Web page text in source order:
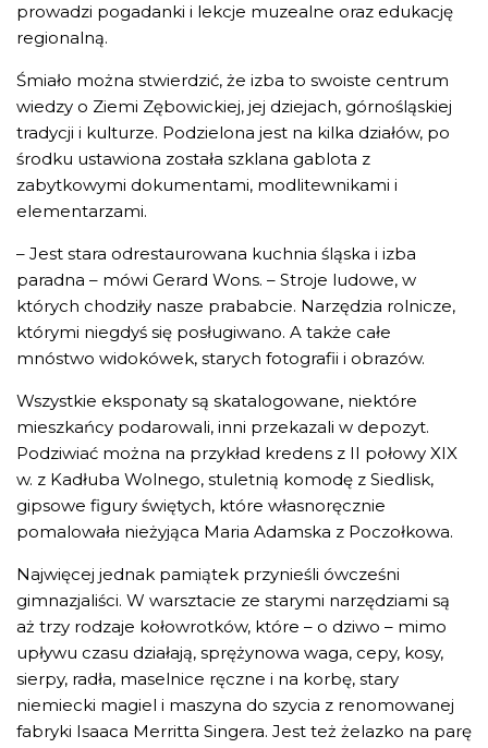
prowadzi pogadanki i lekcje muzealne oraz edukację
regionalną.
Śmiało można stwierdzić, że izba to swoiste centrum
wiedzy o Ziemi Zębowickiej, jej dziejach, górnośląskiej
tradycji i kulturze. Podzielona jest na kilka działów, po
środku ustawiona została szklana gablota z
zabytkowymi dokumentami, modlitewnikami i
elementarzami.
– Jest stara odrestaurowana kuchnia śląska i izba
paradna – mówi Gerard Wons. – Stroje ludowe, w
których chodziły nasze prababcie. Narzędzia rolnicze,
którymi niegdyś się posługiwano. A także całe
mnóstwo widokówek, starych fotografii i obrazów.
Wszystkie eksponaty są skatalogowane, niektóre
mieszkańcy podarowali, inni przekazali w depozyt.
Podziwiać można na przykład kredens z II połowy XIX
w. z Kadłuba Wolnego, stuletnią komodę z Siedlisk,
gipsowe figury świętych, które własnoręcznie
pomalowała nieżyjąca Maria Adamska z Poczołkowa.
Najwięcej jednak pamiątek przynieśli ówcześni
gimnazjaliści. W warsztacie ze starymi narzędziami są
aż trzy rodzaje kołowrotków, które – o dziwo – mimo
upływu czasu działają, sprężynowa waga, cepy, kosy,
sierpy, radła, maselnice ręczne i na korbę, stary
niemiecki magiel i maszyna do szycia z renomowanej
fabryki Isaaca Merritta Singera. Jest też żelazko na parę